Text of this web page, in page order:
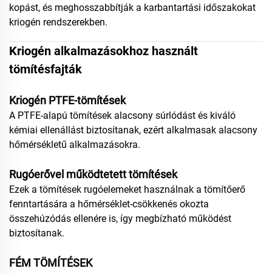
kopást, és meghosszabbítják a karbantartási időszakokat
kriogén rendszerekben.
Kriogén alkalmazásokhoz használt
tömítésfajták
Kriogén PTFE-tömítések
A PTFE-alapú tömítések alacsony súrlódást és kiváló
kémiai ellenállást biztosítanak, ezért alkalmasak alacsony
hőmérsékletű alkalmazásokra.
Rugóerővel működtetett tömítések
Ezek a tömítések rugóelemeket használnak a tömítőerő
fenntartására a hőmérséklet-csökkenés okozta
összehúzódás ellenére is, így megbízható működést
biztosítanak.
FÉM TÖMÍTÉSEK